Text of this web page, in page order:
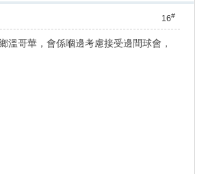
16#
哥華，會係嗰邊考慮接受邊間球會，